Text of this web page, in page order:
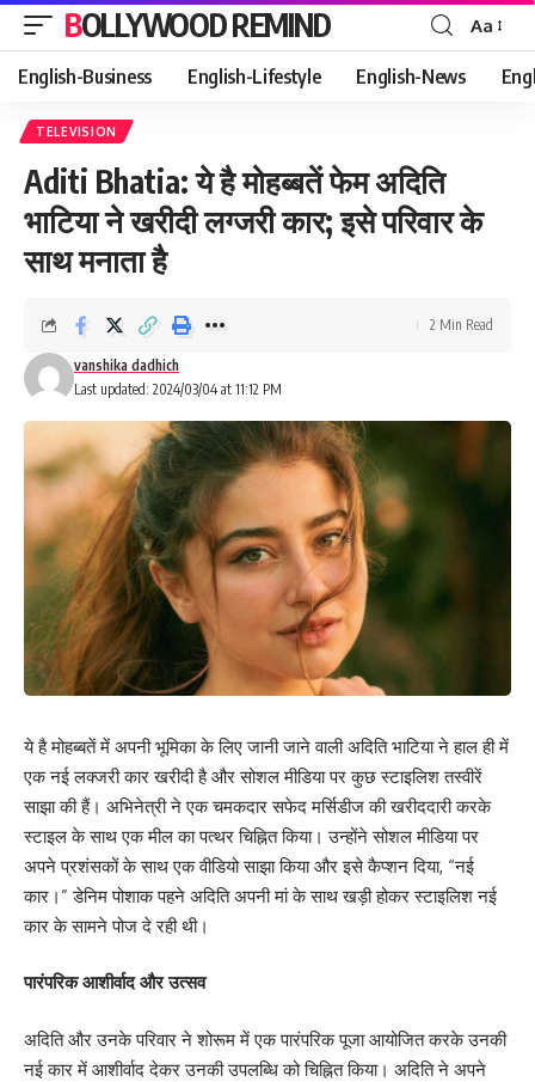
BOLLYWOOD REMIND
Font
Resizer
Aa
English-Business English-Lifestyle English-News
TELEVISION
Aditi Bhatia: ये है मोहब्बतें फेम अदिति
भाटिया ने खरीदी लग्जरी कार; इसे परिवार के
साथ मनाता है
Last updated: 2024/03/04 at 11:12 PM
vanshika dadhich
2 Min Read
ये है मोहब्बतें में अपनी भूमिका के लिए जानी जाने वाली अदिति भाटिया ने हाल ही में
एक नई लक्जरी कार खरीदी है और सोशल मीडिया पर कुछ स्टाइलिश तस्वीरें
साझा की हैं। अभिनेत्री ने एक चमकदार सफेद मर्सिडीज की खरीददारी करके
स्टाइल के साथ एक मील का पत्थर चिह्नित किया। उन्होंने सोशल मीडिया पर
अपने प्रशंसकों के साथ एक वीडियो साझा किया और इसे कैप्शन दिया, “नई
कार।” डेनिम पोशाक पहने अदिति अपनी मां के साथ खड़ी होकर स्टाइलिश नई
कार के सामने पोज दे रही थी।
पारंपरिक आशीर्वाद और उत्सव
अदिति और उनके परिवार ने शोरूम में एक पारंपरिक पूजा आयोजित करके उनकी
नई कार में आशीर्वाद देकर उनकी उपलब्धि को चिह्नित किया। अदिति ने अपने